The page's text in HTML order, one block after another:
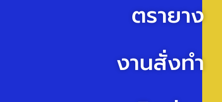
ตรายาง
งานสั่งทำ